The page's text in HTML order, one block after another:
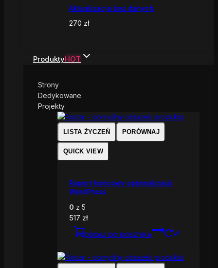
Aktualizacja baz danych
270 zł
ProduktyHOT
Strony
Dedykowane
Projekty
LISTA ŻYCZEŃ PORÓWNAJ
QUICK VIEW
Raport końcowy optymalizacji
WordPress
0 z 5
517 zł
DODAJ DO KOSZYKA